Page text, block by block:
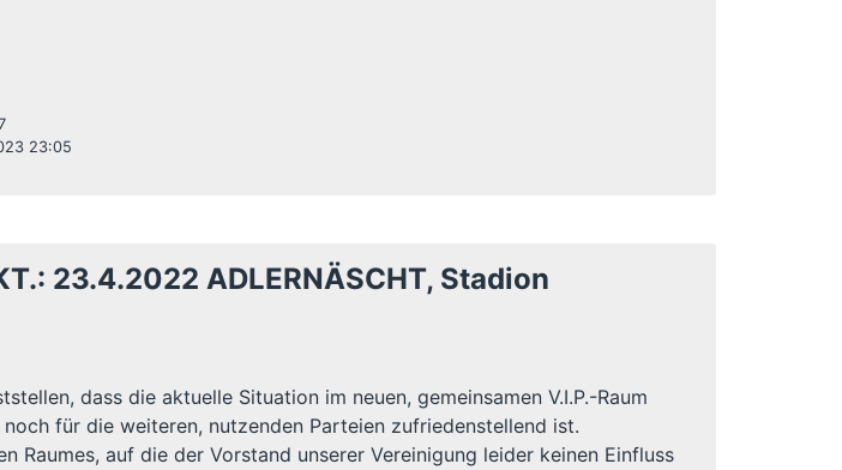
23:05
23.4.2022 ADLERNÄSCHT, Stadion
dass die aktuelle Situation im neuen, gemeinsamen V.I.P.-Raum
für die weiteren, nutzenden Parteien zufriedenstellend ist.
Raumes, auf die der Vorstand unserer Vereinigung leider keinen Einfluss